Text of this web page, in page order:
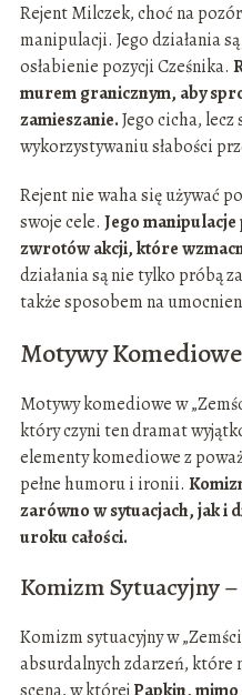
Rejent Milczek, choć na
manipulacji. Jego działania
osłabienie pozycji Cześnika.
murem granicznym, aby
zamieszanie.Jego cicha,
wykorzystywaniu słabości
Rejent nie waha się używać
swoje cele. Jego
zwrotów akcji, które
działania są nie tylko próbą
także sposobem na
Motywy
Motywy komediowe w
który czyni ten dramat
elementy komediowe z
pełne humoru i ironii.
zarówno w sytuacjach, jak i
uroku całości.
Komizm Sytuacyjny
Komizm sytuacyjny w
absurdalnych zdarzeń, które